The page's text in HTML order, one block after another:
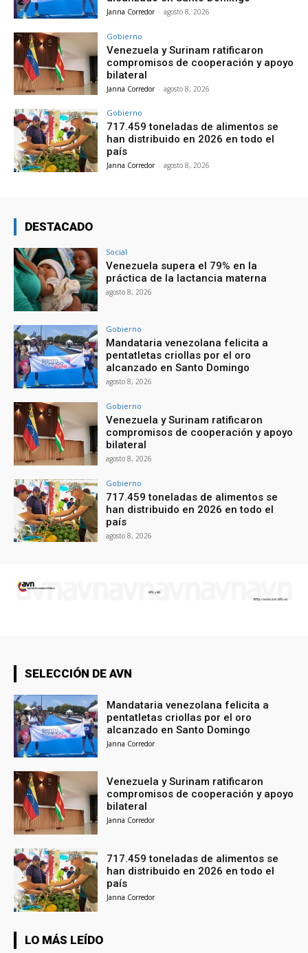
Janna Corredor - agosto 8, 2026
Gobierno
Venezuela y Surinam ratificaron
compromisos de cooperación y apoyo
bilateral
Janna Corredor - agosto 8, 2026
Gobierno
717.459 toneladas de alimentos se
han distribuido en 2026 en todo el
país
Janna Corredor - agosto 8, 2026
DESTACADO
Social
Venezuela supera el 79% en la
práctica de la lactancia materna
agosto 8, 2026
Gobierno
Mandataria venezolana felicita a
pentatletas criollas por el oro
alcanzado en Santo Domingo
agosto 8, 2026
Gobierno
Venezuela y Surinam ratificaron
compromisos de cooperación y apoyo
bilateral
agosto 8, 2026
Gobierno
717.459 toneladas de alimentos se
han distribuido en 2026 en todo el
país
agosto 8, 2026
SELECCIÓN DE AVN
Mandataria venezolana felicita a
pentatletas criollas por el oro
alcanzado en Santo Domingo
Janna Corredor
Venezuela y Surinam ratificaron
compromisos de cooperación y apoyo
bilateral
Janna Corredor
717.459 toneladas de alimentos se
han distribuido en 2026 en todo el
país
Janna Corredor
LO MÁS LEÍDO